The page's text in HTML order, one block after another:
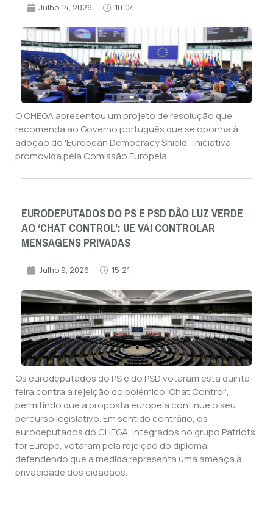
Julho 14, 2026 10:04
O CHEGA apresentou um projeto de resolução que
recomenda ao Governo português que se oponha à
adoção do 'European Democracy Shield', iniciativa
promovida pela Comissão Europeia.
EURODEPUTADOS DO PS E PSD DÃO LUZ VERDE
AO ‘CHAT CONTROL’: UE VAI CONTROLAR
MENSAGENS PRIVADAS
Julho 9, 2026 15:21
Os eurodeputados do PS e do PSD votaram esta quinta-
feira contra a rejeição do polémico 'Chat Control',
permitindo que a proposta europeia continue o seu
percurso legislativo. Em sentido contrário, os
eurodeputados do CHEGA, integrados no grupo Patriots
for Europe, votaram pela rejeição do diploma,
defendendo que a medida representa uma ameaça à
privacidade dos cidadãos.